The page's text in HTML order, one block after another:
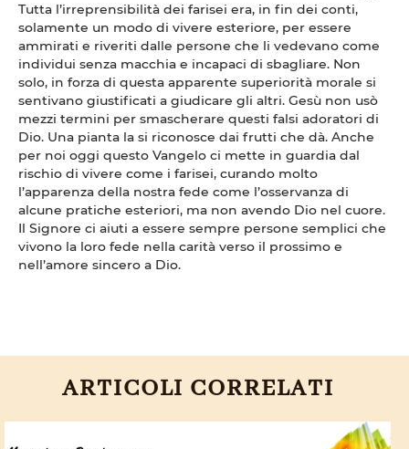
Tutta l’irreprensibilità dei farisei era, in fin dei conti,
solamente un modo di vivere esteriore, per essere
ammirati e riveriti dalle persone che li vedevano come
individui senza macchia e incapaci di sbagliare. Non
solo, in forza di questa apparente superiorità morale si
sentivano giustificati a giudicare gli altri. Gesù non usò
mezzi termini per smascherare questi falsi adoratori di
Dio. Una pianta la si riconosce dai frutti che dà. Anche
per noi oggi questo Vangelo ci mette in guardia dal
rischio di vivere come i farisei, curando molto
l’apparenza della nostra fede come l’osservanza di
alcune pratiche esteriori, ma non avendo Dio nel cuore.
Il Signore ci aiuti a essere sempre persone semplici che
vivono la loro fede nella carità verso il prossimo e
nell’amore sincero a Dio.
ARTICOLI CORRELATI